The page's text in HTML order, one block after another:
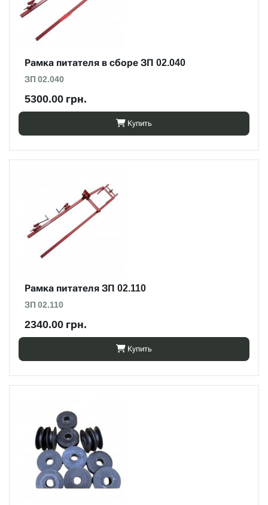
Рамка питателя в сборе ЗП 02.040
ЗП 02.040
5300.00 грн.
Купить
Рамка питателя ЗП 02.110
ЗП 02.110
2340.00 грн.
Купить